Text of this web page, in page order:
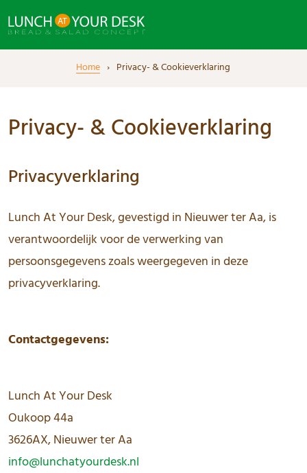
Home Privacy- & Cookieverklaring
Privacy- & Cookieverklaring
Privacyverklaring
Lunch At Your Desk, gevestigd in Nieuwer ter Aa, is
verantwoordelijk voor de verwerking van
persoonsgegevens zoals weergegeven in deze
privacyverklaring.
Contactgegevens:
Lunch At Your Desk
Oukoop 44a
3626AX, Nieuwer ter Aa
info@lunchatyourdesk.nl